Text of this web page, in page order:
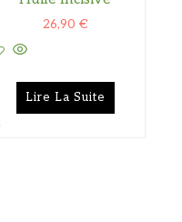
26,90 €
Lire La Suite